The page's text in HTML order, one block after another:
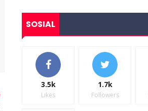
SOSIAL
3.5k
Likes
1.7k
Followers